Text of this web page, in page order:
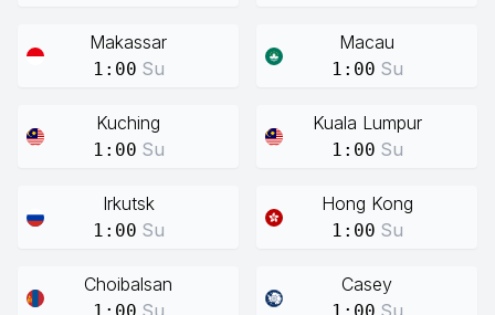
Makassar
1:00 Su
Macau
1:00 Su
Kuching
1:00 Su
Kuala Lumpur
1:00 Su
Irkutsk
1:00 Su
Hong Kong
1:00 Su
Choibalsan
Su
Casey
Su